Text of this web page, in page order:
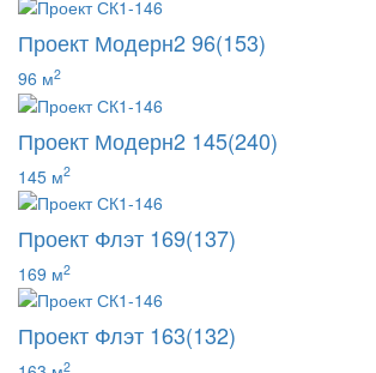
Проект Модерн2 96(153)
96 м2
Проект Модерн2 145(240)
145 м2
Проект Флэт 169(137)
169 м2
Проект Флэт 163(132)
2